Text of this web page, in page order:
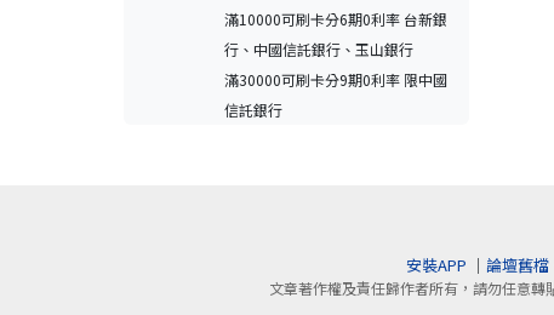
滿10000可刷卡分6期0利率 台新銀
行、中國信託銀行、玉山銀行
滿30000可刷卡分9期0利率 限中國
信託銀行
安裝APP ｜ 論壇舊檔
文章著作權及責任歸作者所有，請勿任意